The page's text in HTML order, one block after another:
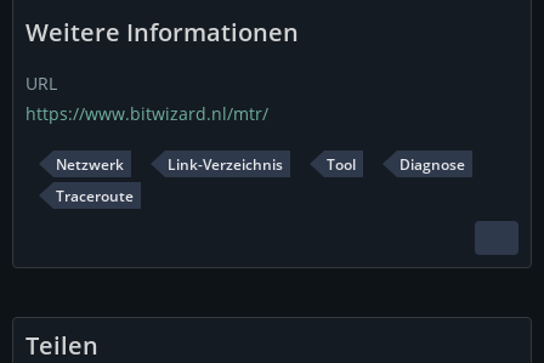
Weitere Informationen
URL
https://www.bitwizard.nl/mtr/
Netzwerk Link-Verzeichnis Tool
Diagnose
Traceroute
Teilen